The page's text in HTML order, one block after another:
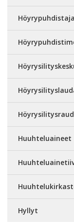
Huuhteluaineet
Hyllyt